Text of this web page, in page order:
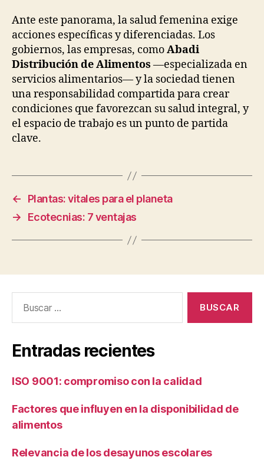
Ante este panorama, la salud femenina exige
acciones específicas y diferenciadas. Los
gobiernos, las empresas, comoAbadi
Distribución de Alimentos —especializada en
servicios alimentarios— y la sociedad tienen
una responsabilidad compartida para crear
condiciones que favorezcan su salud integral, y
el espacio de trabajo es un punto de partida
clave.
←
Plantas: vitales para el planeta
→
Ecotecnias: 7 ventajas
Entradas recientes
ISO 9001: compromiso con la calidad
Factores que influyen en la disponibilidad de
alimentos
Relevancia de los desayunos escolares